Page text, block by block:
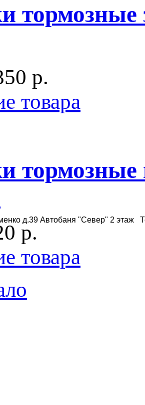
д.39 Автобаня "Север" 2 этаж
тормозные
p.
товара
тормозные
p.
товара